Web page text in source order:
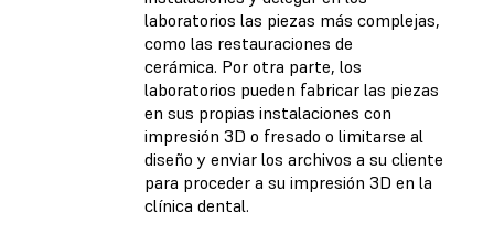
laboratorios las piezas más complejas,
como las restauraciones de
cerámica. Por otra parte, los
laboratorios pueden fabricar las piezas
en sus propias instalaciones con
impresión 3D o fresado o limitarse al
diseño y enviar los archivos a su cliente
para proceder a su impresión 3D en la
clínica dental.